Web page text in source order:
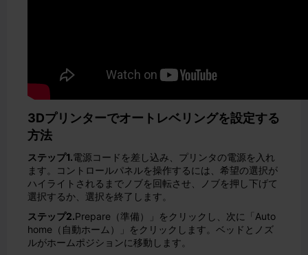
3Dプリンターでオートレベリングを設定する
方法
ステップ1.電源コードを差し込み、プリンタの電源を入れ
ます。コントロールパネルを操作するには、希望の選択が
ハイライトされるまでノブを回転させ、ノブを押し下げて
選択するか、選択を終了します。
ステップ2.Prepare（準備）」をクリックし、次に「Auto
home（自動ホーム）」をクリックします。ベッドとノズ
ルがホームポジションに移動します。